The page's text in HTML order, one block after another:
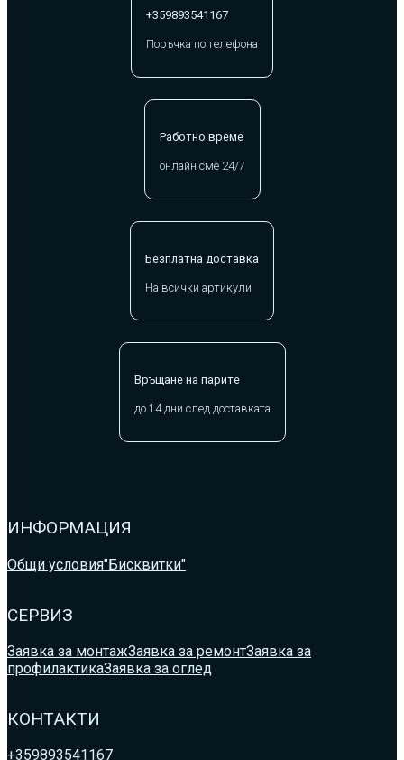
+359893541167
Поръчка по телефона
Работно време
онлайн сме 24/7
Безплатна доставка
На всички артикули
Връщане на парите
до 14 дни след доставката
ИНФОРМАЦИЯ
Общи условия"Бисквитки"
СЕРВИЗ
Заявка за монтажЗаявка за ремонтЗаявка за
профилактикаЗаявка за оглед
КОНТАКТИ
+359893541167